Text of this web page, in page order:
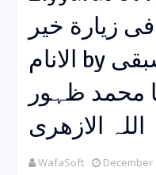
زیارة خیر
الانام by امام تقی الدین سبقی
محمد ظہور
اللہ الازھری
WafaSoft December